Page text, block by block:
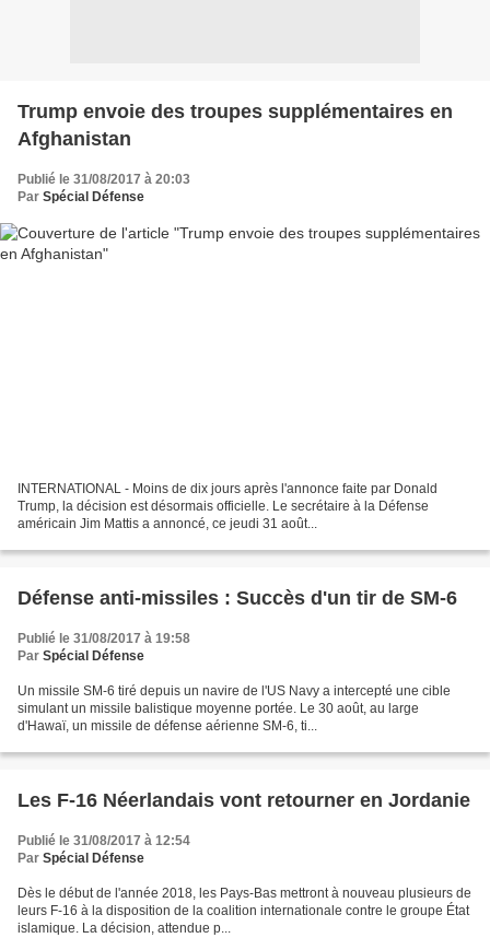
Trump envoie des troupes supplémentaires en
Afghanistan
Publié le 31/08/2017 à 20:03
Par Spécial Défense
INTERNATIONAL - Moins de dix jours après l'annonce faite par Donald
Trump, la décision est désormais officielle. Le secrétaire à la Défense
américain Jim Mattis a annoncé, ce jeudi 31 août...
Défense anti-missiles : Succès d'un tir de SM-6
Publié le 31/08/2017 à 19:58
Par Spécial Défense
Un missile SM-6 tiré depuis un navire de l'US Navy a intercepté une cible
simulant un missile balistique moyenne portée. Le 30 août, au large
d'Hawaï, un missile de défense aérienne SM-6, ti...
Les F-16 Néerlandais vont retourner en Jordanie
Publié le 31/08/2017 à 12:54
Par Spécial Défense
Dès le début de l'année 2018, les Pays-Bas mettront à nouveau plusieurs de
leurs F-16 à la disposition de la coalition internationale contre le groupe État
islamique. La décision, attendue p...